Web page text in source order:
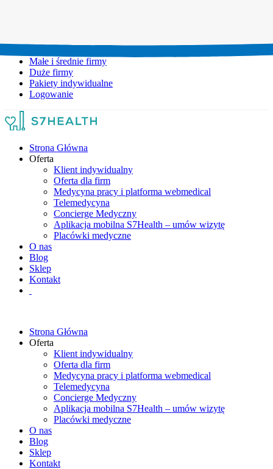
Małe i średnie firmy
Duże firmy
Pakiety indywidualne
Logowanie
Strona Główna
Oferta
Klient indywidualny
Oferta dla firm
Medycyna pracy i platforma webmedical
Telemedycyna
Concierge Medyczny
Aplikacja mobilna S7Health – umów wizytę
Placówki medyczne
O nas
Blog
Sklep
Kontakt
Strona Główna
Oferta
Klient indywidualny
Oferta dla firm
Medycyna pracy i platforma webmedical
Telemedycyna
Concierge Medyczny
Aplikacja mobilna S7Health – umów wizytę
Placówki medyczne
O nas
Blog
Sklep
Kontakt